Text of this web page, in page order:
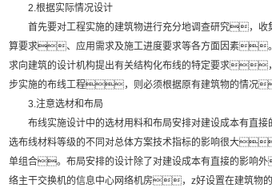
2.根据实际情况设计
首先要对工程实施的建筑物进行充分地调查研究，
算要求、应用需求及施工进度要求等各方面因素
求向建筑的设计机构提出有关结构化布线的特定要求
步实施的布线工程，则必须根据原有建筑物的情况
3.注意选材和布局
布线实施设计中的选材用料和布局安排对建设成本有
选布线材料等级的不同对总体方案技术指标的影响很大
单组合。布局安排的设计除了对建设成本有直接的影
络主干交换机的信息中心网络机房，z好设置在建筑